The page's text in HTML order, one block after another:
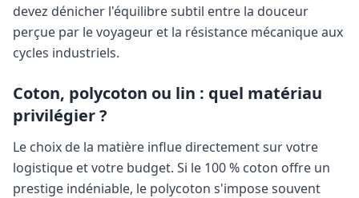
devez dénicher l'équilibre subtil entre la douceur
perçue par le voyageur et la résistance mécanique aux
cycles industriels.
Coton, polycoton ou lin : quel matériau
privilégier ?
Le choix de la matière influe directement sur votre
logistique et votre budget. Si le 100 % coton offre un
prestige indéniable, le polycoton s'impose souvent